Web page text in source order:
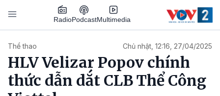
Nhảy đến nội dung
RadioPodcastMultimedia
Thể thao Chủ nhật, 12:16, 27/04/2025
HLV Velizar Popov chính
thức dẫn dắt CLB Thể Công